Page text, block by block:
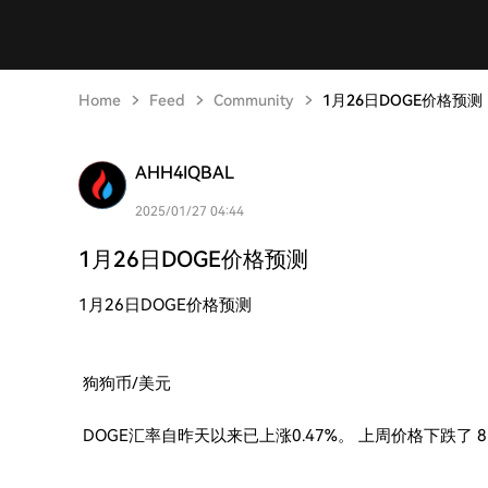
Home Feed Community 1月26日DOGE价格预测
AHH4IQBAL
2025/01/27 04:44
1月26日DOGE价格预测
1月26日DOGE价格预测
狗狗币/美元
DOGE汇率自昨天以来已上涨0.47%。 上周价格下跌了